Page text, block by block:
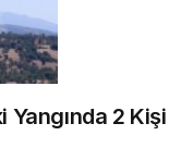
Yangında 2 Kişi